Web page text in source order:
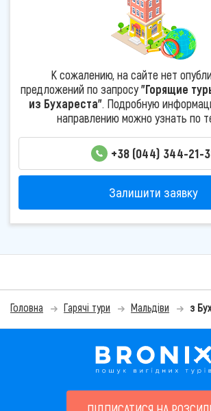
К сожалению, на сайте нет
предложений по запросу"Горящие
из Бухареста". Подробную
направлению можно узнать по
+38 (044) 344-21-
Залишити заявку
Головна Гарячі тури Мальдіви з